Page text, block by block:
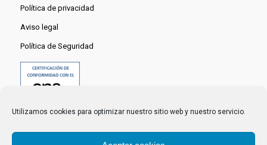
Utilizamos cookies para optimizar nuestro sitio web y nuestro servicio.
Política de privacidad
Aviso legal
Política de Seguridad